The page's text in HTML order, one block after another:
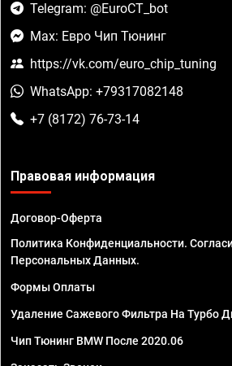
Telegram: @EuroCT_bot
Max: Евро Чип Тюнинг
https://vk.com/euro_chip_tuning
WhatsApp: +79317082148
+7 (8172) 76-73-14
Правовая информация
Договор-Оферта
Политика Конфиденциальности.
Персональных Данных.
Формы Оплаты
Удаление Сажевого Фильтра На Турбо
Чип Тюнинг BMW После 2020.06